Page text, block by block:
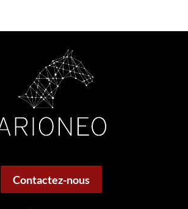
Contactez-nous